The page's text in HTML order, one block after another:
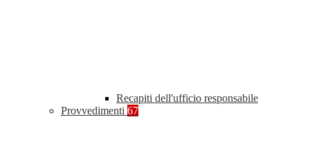
Recapiti dell'ufficio responsabile
Provvedimenti 67